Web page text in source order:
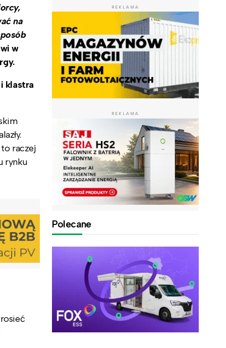
na
w
klastra
to raczej
rynku
REKLAMA
REKLAMA
Polecane